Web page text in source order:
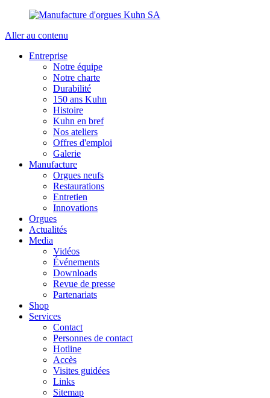
Aller au contenu
Entreprise
Notre équipe
Notre charte
Durabilité
150 ans Kuhn
Histoire
Kuhn en bref
Nos ateliers
Offres d'emploi
Galerie
Manufacture
Orgues neufs
Restaurations
Entretien
Innovations
Orgues
Actualités
Media
Vidéos
Événements
Downloads
Revue de presse
Partenariats
Shop
Services
Contact
Personnes de contact
Hotline
Accès
Visites guidées
Links
Sitemap